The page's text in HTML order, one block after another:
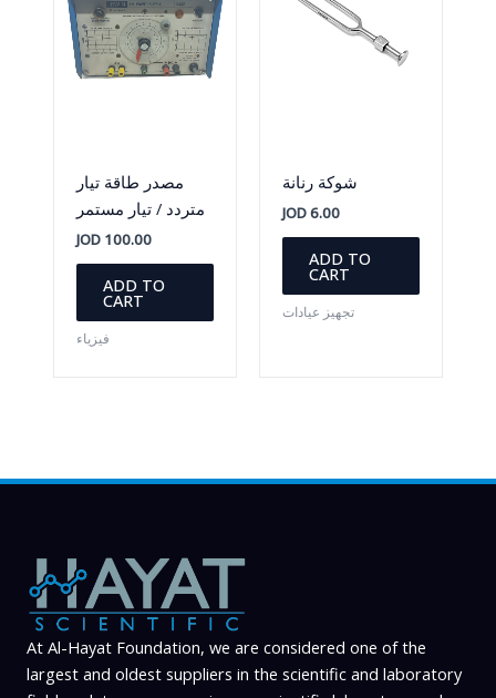
مصدر طاقة تيار
متردد / تيار مستمر
JOD100.00
ADD TO
CART
فيزياء
شوكة رنانة
JOD6.00
ADD TO
CART
تجهيز عيادات
At Al-Hayat Foundation, we are considered one of the
largest and oldest suppliers in the scientific and laboratory